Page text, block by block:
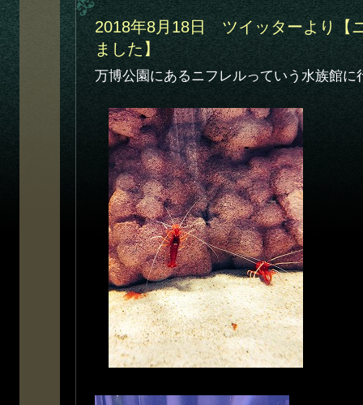
2018年8月18日 ツイッターより【
ました】
万博公園にあるニフレルっていう水族館に